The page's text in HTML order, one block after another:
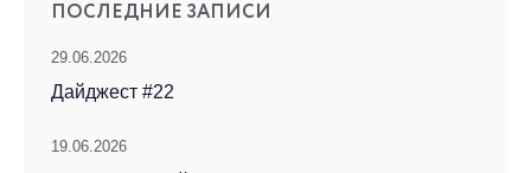
ПОСЛЕДНИЕ ЗАПИСИ
29.06.2026
Дайджест #22
19.06.2026